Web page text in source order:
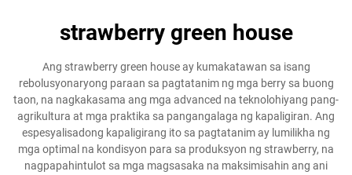
strawberry green house
Ang strawberry green house ay kumakatawan sa isang
rebolusyonaryong paraan sa pagtatanim ng mga berry sa buong
taon, na nagkakasama ang mga advanced na teknolohiyang pang-
agrikultura at mga praktika sa pangangalaga ng kapaligiran. Ang
espesyalisadong kapaligirang ito sa pagtatanim ay lumilikha ng
mga optimal na kondisyon para sa produksyon ng strawberry, na
nagpapahintulot sa mga magsasaka na maksimisahin ang ani